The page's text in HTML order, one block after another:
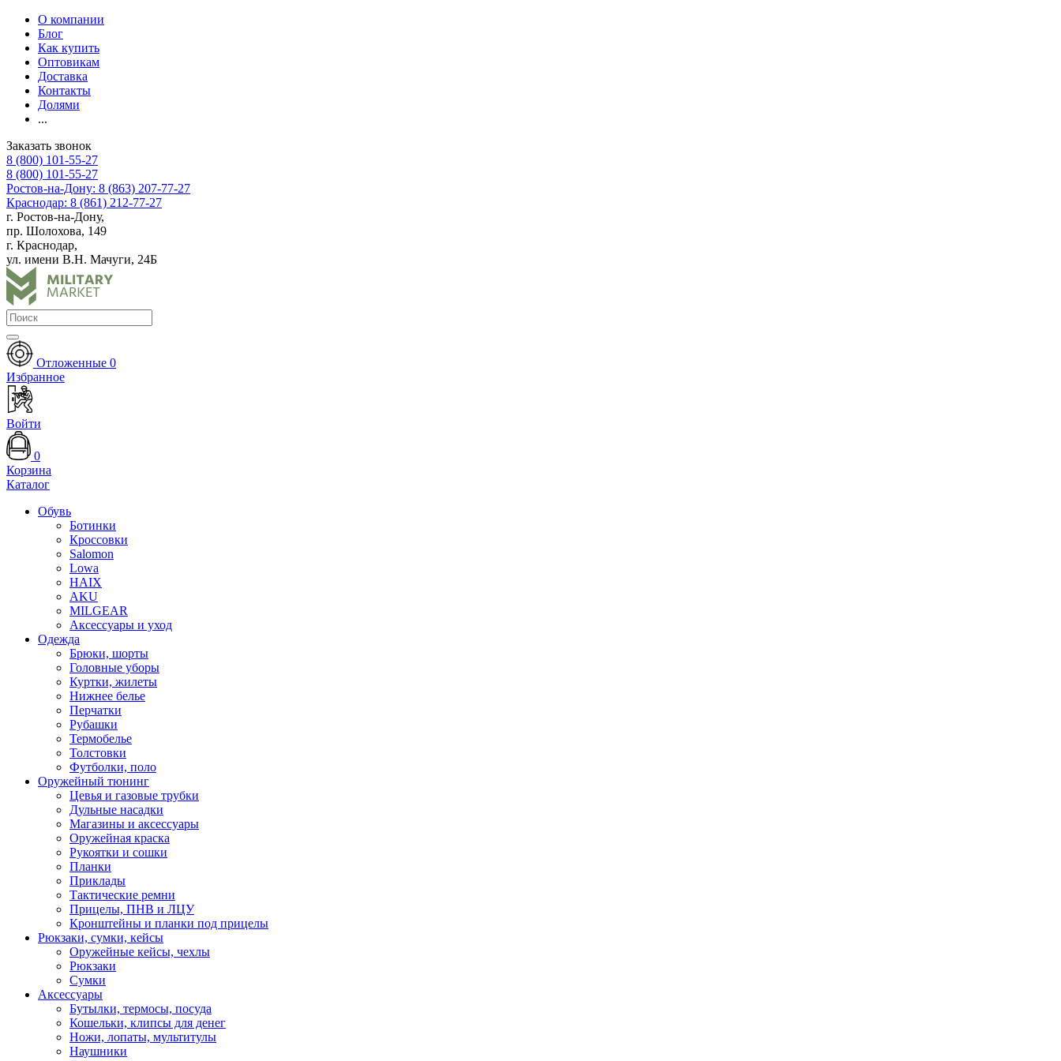
О компании
Блог
Как купить
Оптовикам
Доставка
Контакты
Долями
...
Заказать звонок
8 (800) 101-55-27
8 (800) 101-55-27
Ростов-на-Дону: 8 (863) 207-77-27
Краснодар: 8 (861) 212-77-27
г. Ростов-на-Дону,
пр. Шолохова, 149
г. Краснодар,
ул. имени В.Н. Мачуги, 24Б
Отложенные 0
Избранное
Войти
0
Корзина
Каталог
Обувь
Ботинки
Кроссовки
Salomon
Lowa
HAIX
AKU
MILGEAR
Аксессуары и уход
Одежда
Брюки, шорты
Головные уборы
Куртки, жилеты
Нижнее белье
Перчатки
Рубашки
Термобелье
Толстовки
Футболки, поло
Оружейный тюнинг
Цевья и газовые трубки
Дульные насадки
Магазины и аксессуары
Оружейная краска
Рукоятки и сошки
Планки
Приклады
Тактические ремни
Прицелы, ПНВ и ЛЦУ
Кронштейны и планки под прицелы
Рюкзаки, сумки, кейсы
Оружейные кейсы, чехлы
Рюкзаки
Сумки
Аксессуары
Бутылки, термосы, посуда
Кошельки, клипсы для денег
Ножи, лопаты, мультитулы
Наушники